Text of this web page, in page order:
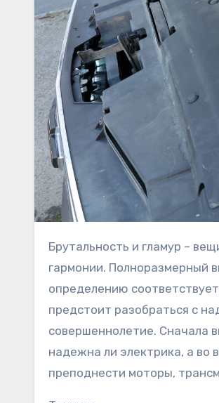
Брутальность и гламур – вещи, казалось бы, несовместимые, однако американцам удалось добиться
гармонии. Полноразмерный
определению
предстоит разобраться с
совершеннолетие. Сначала
надежна ли электрика, а во
преподнести моторы,